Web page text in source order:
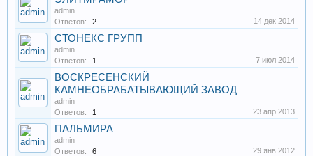
admin
Ответов:
2 14 дек 2014
СТОНЕКС ГРУПП
admin
Ответов:
1 7 июл 2014
ВОСКРЕСЕНСКИЙ
КАМНЕОБРАБАТЫВАЮЩИЙ ЗАВОД
admin
Ответов:
1 23 апр 2013
ПАЛЬМИРА
admin
Ответов:
6 29 янв 2012